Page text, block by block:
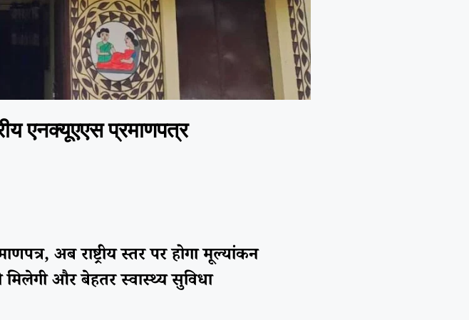
एनक्यूएएस प्रमाणपत्र
अब राष्ट्रीय स्तर पर होगा मूल्यांकन
और बेहतर स्वास्थ्य सुविधा